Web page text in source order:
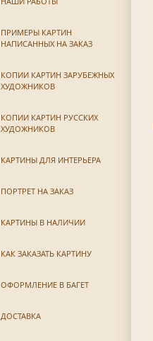
ПРИМЕРЫ КАРТИН
НАПИСАННЫХ НА ЗАКАЗ
КОПИИ КАРТИН ЗАРУБЕЖНЫХ
ХУДОЖНИКОВ
КОПИИ КАРТИН РУССКИХ
ХУДОЖНИКОВ
КАРТИНЫ ДЛЯ ИНТЕРЬЕРА
ПОРТРЕТ НА ЗАКАЗ
КАРТИНЫ В НАЛИЧИИ
КАК ЗАКАЗАТЬ КАРТИНУ
ОФОРМЛЕНИЕ В БАГЕТ
ДОСТАВКА